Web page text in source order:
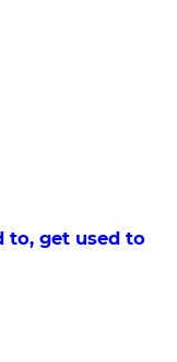
to, get used to